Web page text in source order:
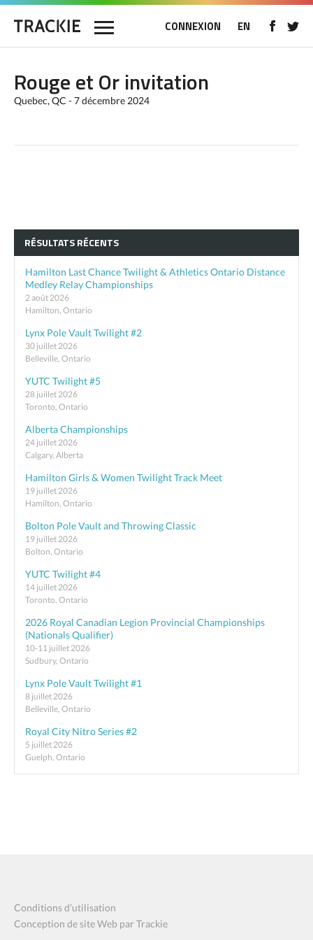
CONNEXION EN
Rouge et Or invitation
Quebec, QC - 7 décembre 2024
RÉSULTATS RÉCENTS
Hamilton Last Chance Twilight & Athletics Ontario Distance
Medley Relay Championships
2 août 2026
Hamilton, Ontario
Lynx Pole Vault Twilight #2
30 juillet 2026
Belleville, Ontario
YUTC Twilight #5
28 juillet 2026
Toronto, Ontario
Alberta Championships
24 juillet 2026
Calgary, Alberta
Hamilton Girls & Women Twilight Track Meet
19 juillet 2026
Hamilton, Ontario
Bolton Pole Vault and Throwing Classic
19 juillet 2026
Bolton, Ontario
YUTC Twilight #4
14 juillet 2026
Toronto, Ontario
2026 Royal Canadian Legion Provincial Championships
(Nationals Qualifier)
10-11 juillet 2026
Sudbury, Ontario
Lynx Pole Vault Twilight #1
8 juillet 2026
Belleville, Ontario
Royal City Nitro Series #2
5 juillet 2026
Guelph, Ontario
Conditions d’utilisation
Conception de site Web par Trackie